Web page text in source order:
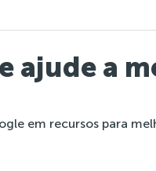
ajude a
em recursos para